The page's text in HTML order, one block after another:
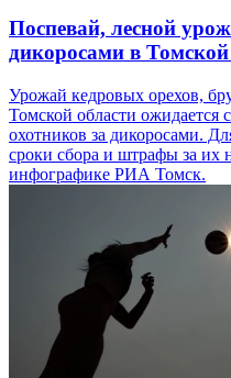
Поспевай, лесной
дикоросами в Томской
Урожай кедровых орехов,
Томской области ожидается
охотников за дикоросами.
сроки сбора и штрафы за их
инфографике РИА Томск.